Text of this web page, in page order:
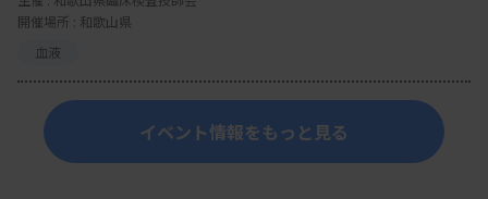
開催場所 : 和歌山県
血液
イベント情報をもっと見る